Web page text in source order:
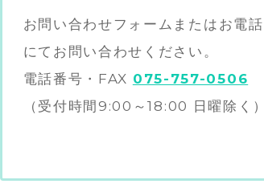
お問い合わせフォームまたはお電
にてお問い合わせください。
電話番号・FAX 075-757-0506
（受付時間9:00～18:00 日曜除く）